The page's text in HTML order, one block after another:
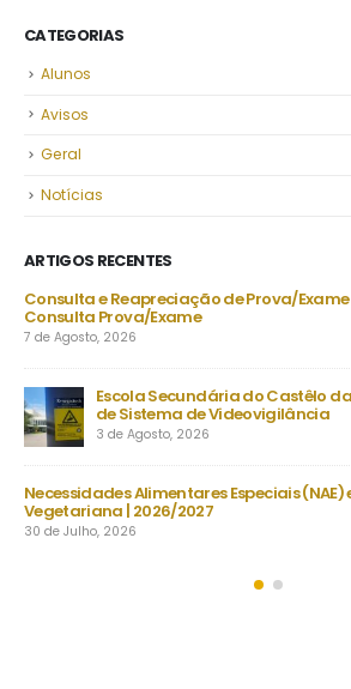
CATEGORIAS
Alunos
Avisos
Geral
Notícias
ARTIGOS RECENTES
Consulta e Reapreciação de Prova/Exame
Consulta Prova/Exame
7 de Agosto, 2026
Escola Secundária do Castêlo
de Sistema de Videovigilância
3 de Agosto, 2026
Necessidades Alimentares Especiais (NAE)
Vegetariana | 2026/2027
30 de Julho, 2026